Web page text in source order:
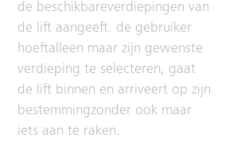
de beschikbareverdiepingen van
de lift aangeeft. de gebruiker
hoeftalleen maar zijn gewenste
verdieping te selecteren, gaat
de lift binnen en arriveert op zijn
bestemmingzonder ook maar
iets aan te raken.